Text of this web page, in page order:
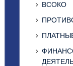
ВСОКО